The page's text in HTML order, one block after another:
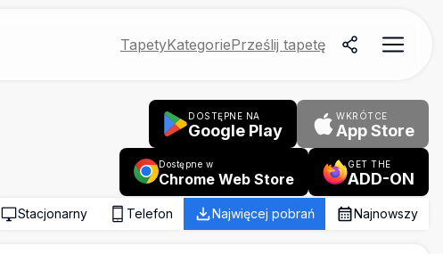
TapetyKategoriePrześlij tapetę
DOSTĘPNE NA
Google Play
WKRÓTCE
App Store
Dostępne w
Chrome Web Store
GET THE
ADD-ON
Stacjonarny Telefon Najwięcej pobrań Najnowszy